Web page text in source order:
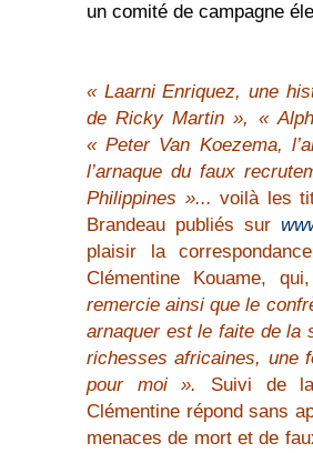
un comité de campagne
« Laarni Enriquez, une
de Ricky Martin », «
« Peter Van Koezema,
l’arnaque du faux
Philippines »... voilà les
Brandeau publiés sur
plaisir la
Clémentine Kouame,
remercie ainsi que le
arnaquer est le faite de la
richesses africaines, une
pour moi ».
Suivi de la
Clémentine répond sans
menaces de mort et de